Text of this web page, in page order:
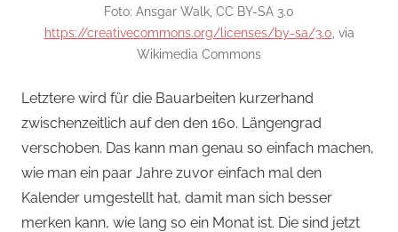
Foto: Ansgar Walk, CC BY-SA 3.0
https://creativecommons.org/licenses/by-sa/3.0, via
Wikimedia Commons
Letztere wird für die Bauarbeiten kurzerhand
zwischenzeitlich auf den den 160. Längengrad
verschoben. Das kann man genau so einfach machen,
wie man ein paar Jahre zuvor einfach mal den
Kalender umgestellt hat, damit man sich besser
merken kann, wie lang so ein Monat ist. Die sind jetzt